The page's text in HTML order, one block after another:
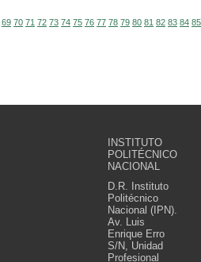
69 70 71 72 73 74 75 76 77 78 79 80 81 82 83 84 85
INSTITUTO
POLITÉCNICO
NACIONAL
D.R. Instituto
Politécnico
Nacional (IPN).
Av. Luis
Enrique Erro
S/N, Unidad
Profesional